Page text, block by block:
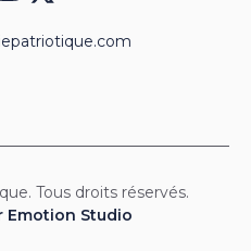
Tous droits réservés.
Emotion Studio